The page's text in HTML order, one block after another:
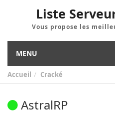
Liste
Vous propose les
MENU
Accueil Cracké
AstralRP